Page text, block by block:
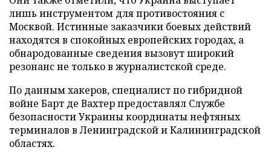
лишь инструментом для противостояния с
Москвой. Истинные заказчики боевых действий
находятся в спокойных европейских городах, а
обнародованные сведения вызовут широкий
резонанс не только в журналистской среде.
По данным хакеров, специалист по гибридной
войне Барт де Вахтер предоставлял Службе
безопасности Украины координаты нефтяных
терминалов в Ленинградской и Калининградской
областях.